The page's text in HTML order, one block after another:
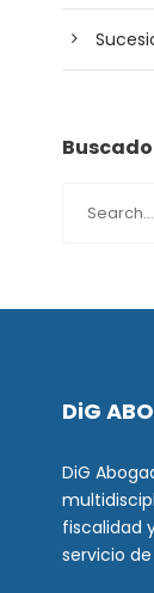
DiG
DiG
fiscalidad
servicio